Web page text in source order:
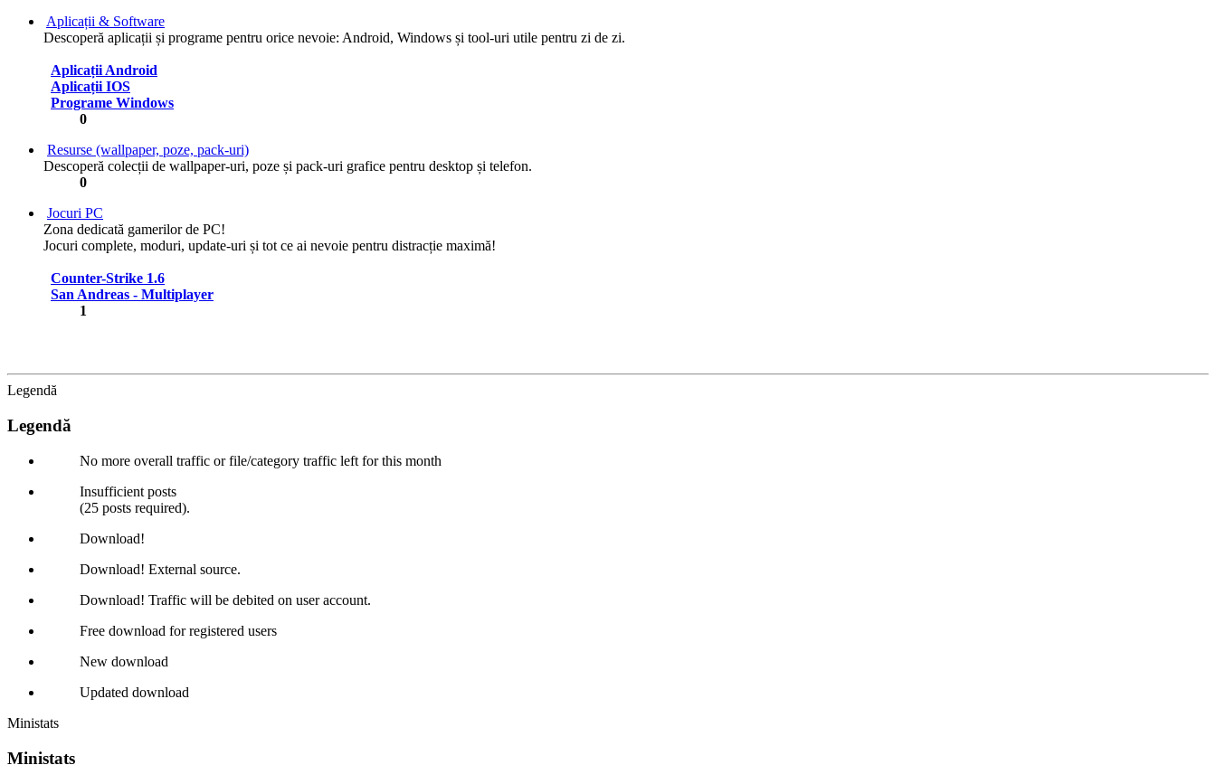
Aplicații & Software
Descoperă aplicații și programe pentru orice nevoie: Android, Windows și tool-uri utile pentru zi de zi.
Aplicații Android
Aplicații IOS
Programe Windows
0
Resurse (wallpaper, poze, pack-uri)
Descoperă colecții de wallpaper-uri, poze și pack-uri grafice pentru desktop și telefon.
0
Jocuri PC
Zona dedicată gamerilor de PC!
Jocuri complete, moduri, update-uri și tot ce ai nevoie pentru distracție maximă!
Counter-Strike 1.6
San Andreas - Multiplayer
1
Legendă
Legendă
No more overall traffic or file/category traffic left for this month
Insufficient posts
(25 posts required).
Download!
Download! External source.
Download! Traffic will be debited on user account.
Free download for registered users
New download
Updated download
Ministats
Ministats